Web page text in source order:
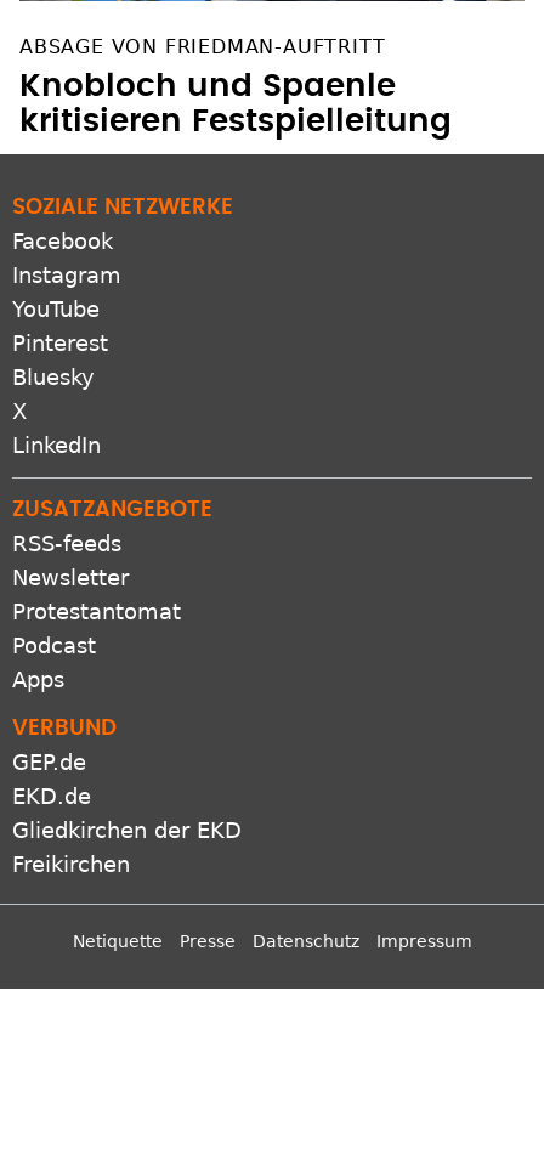
SOZIALE NETZWERKE
Facebook
Instagram
YouTube
Bluesky
X
LinkedIn
ZUSATZANGEBOTE
RSS-feeds
Newsletter
Protestantomat
Podcast
Apps
VERBUND
GEP.de
EKD.de
Gliedkirchen der EKD
Freikirchen
Netiquette